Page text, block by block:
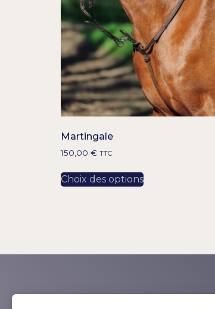
Martingale
150,00 € TTC
Choix des options